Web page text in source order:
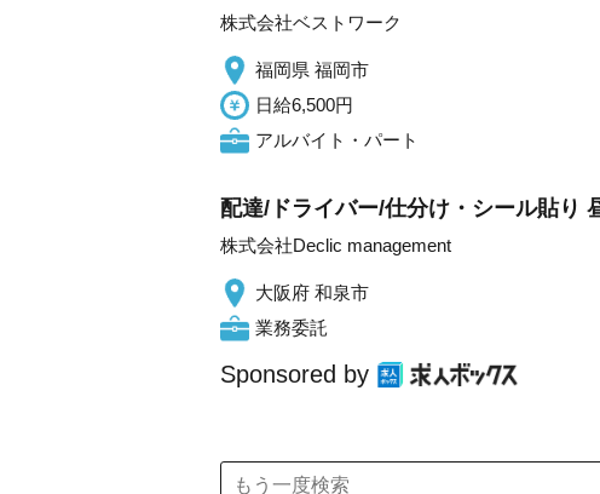
株式会社ベストワーク
福岡県 福岡市
日給6,500円
アルバイト・パート
配達/ドライバー/仕分け・シール貼り
株式会社Declic management
大阪府 和泉市
業務委託
Sponsored by